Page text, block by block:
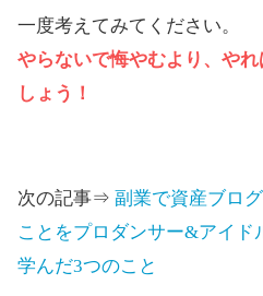
一度考えてみてください。
やらないで悔やむより、や
しょう！
次の記事⇒ 副業で資産ブロ
ことをプロダンサー&アイド
学んだ3つのこと